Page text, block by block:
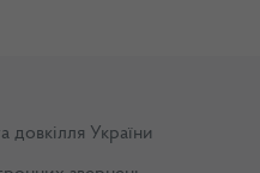
довкілля України